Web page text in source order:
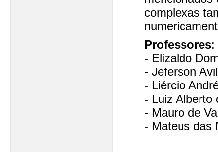
complexas
Professores:
- Elizaldo
- Jeferson
- Liércio
- Luiz Alberto
- Mauro de
- Mateus das